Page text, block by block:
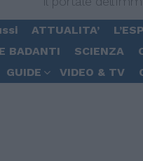
ATTUALITA’
BADANTI SCIENZA
GUIDE VIDEO & TV